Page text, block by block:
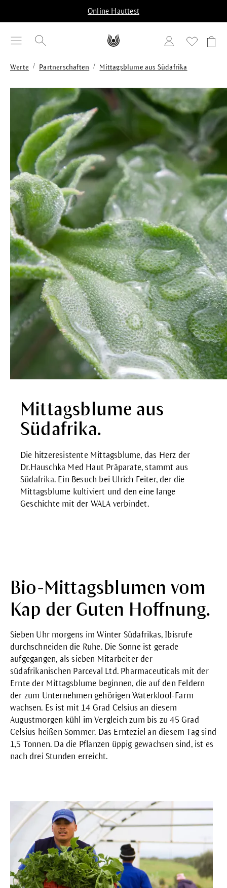
Online Hauttest
Werte / Partnerschaften / Mittagsblume aus Südafrika
Mittagsblume aus
Südafrika.
Die hitzeresistente Mittagsblume, das Herz der
Dr.Hauschka Med Haut Präparate, stammt aus
Südafrika. Ein Besuch bei Ulrich Feiter, der die
Mittagsblume kultiviert und den eine lange
Geschichte mit der WALA verbindet.
Bio-Mittagsblumen vom
Kap der Guten Hoffnung.
Sieben Uhr morgens im Winter Südafrikas, Ibisrufe
durchschneiden die Ruhe. Die Sonne ist gerade
aufgegangen, als sieben Mitarbeiter der
südafrikanischen Parceval Ltd. Pharmaceuticals mit der
Ernte der Mittagsblume beginnen, die auf den Feldern
der zum Unternehmen gehörigen Waterkloof-Farm
wachsen. Es ist mit 14 Grad Celsius an diesem
Augustmorgen kühl im Vergleich zum bis zu 45 Grad
Celsius heißen Sommer. Das Ernteziel an diesem Tag sind
1,5 Tonnen. Da die Pflanzen üppig gewachsen sind, ist es
nach drei Stunden erreicht.